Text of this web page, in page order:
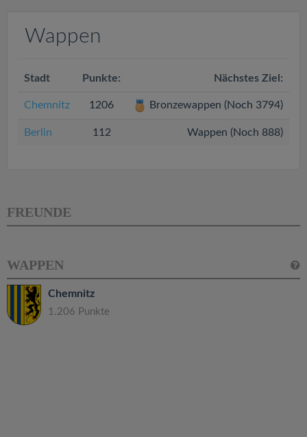
Wappen
Stadt Punkte: Nächstes Ziel:
Chemnitz 1206 Bronzewappen (Noch 3794)
Berlin 112 Wappen (Noch 888)
FREUNDE
WAPPEN
Chemnitz
1.206 Punkte
a
t